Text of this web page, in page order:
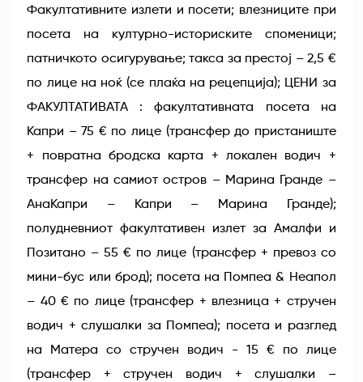
Факултативните излети и посети; влезниците при
посета на културно-историските споменици;
патничкото осигурување; такса за престој – 2,5 €
по лице на ноќ (се плаќа на рецепција); ЦЕНИ за
ФАКУЛТАТИВАТА : факултативната посета на
Капри – 75 € по лице (трансфер до пристаниште
+ повратна бродска карта + локален водич +
трансфер на самиот остров – Марина Гранде –
АнаКапри – Капри – Марина Гранде);
полудневниот факултативен излет за Амалфи и
Позитано – 55 € по лице (трансфер + превоз со
мини-бус или брод); посета на Помпеа & Неапол
– 40 € по лице (трансфер + влезница + стручен
водич + слушалки за Помпеа); посета и разглед
на Матера со стручен водич - 15 € по лице
(трансфер + стручен водич + слушалки –